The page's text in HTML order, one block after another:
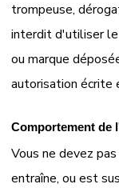
trompeuse,
interdit d'utiliser
ou marque
autorisation écrite
Comportement de
Vous ne devez
entraîne, ou est